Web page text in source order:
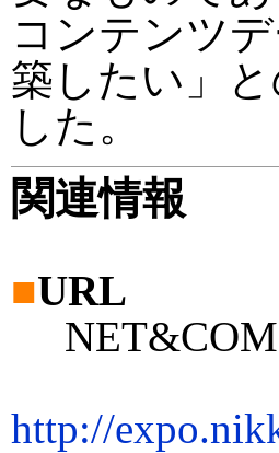
コンテンツ
築したい」
した。
関連情報
■URL
NET&COM
http://